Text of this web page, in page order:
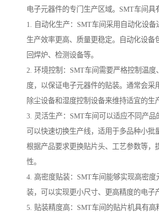
电子元器件的专门生产区域。SMT车间具
1. 自动化生产：SMT车间采用自动化设备
生产效率更高、质量更稳定。自动化设备
回焊炉、检测设备等。
2. 环境控制：SMT车间需要严格控制温度
度，以保证电子元器件的贴装。通常会采
除尘设备和湿度控制设备来维持适宜的生
3. 灵活生产：SMT车间可以适应不同产品
可以快速切换生产线，适用于多品种小批
根据产品要求更换贴片头、工艺参数等，
性。
4. 高密度贴装：SMT车间能够实现高密度
装，可以实现更小尺寸、更高精度的电子
5. 贴装精度高：SMT车间的贴片机具有高